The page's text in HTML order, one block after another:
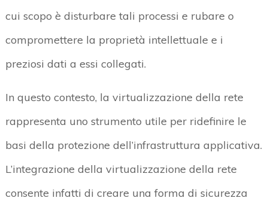
cui scopo è disturbare tali processi e rubare o
compromettere la proprietà intellettuale e i
preziosi dati a essi collegati.
In questo contesto, la virtualizzazione della rete
rappresenta uno strumento utile per ridefinire le
basi della protezione dell’infrastruttura applicativa.
L’integrazione della virtualizzazione della rete
consente infatti di creare una forma di sicurezza